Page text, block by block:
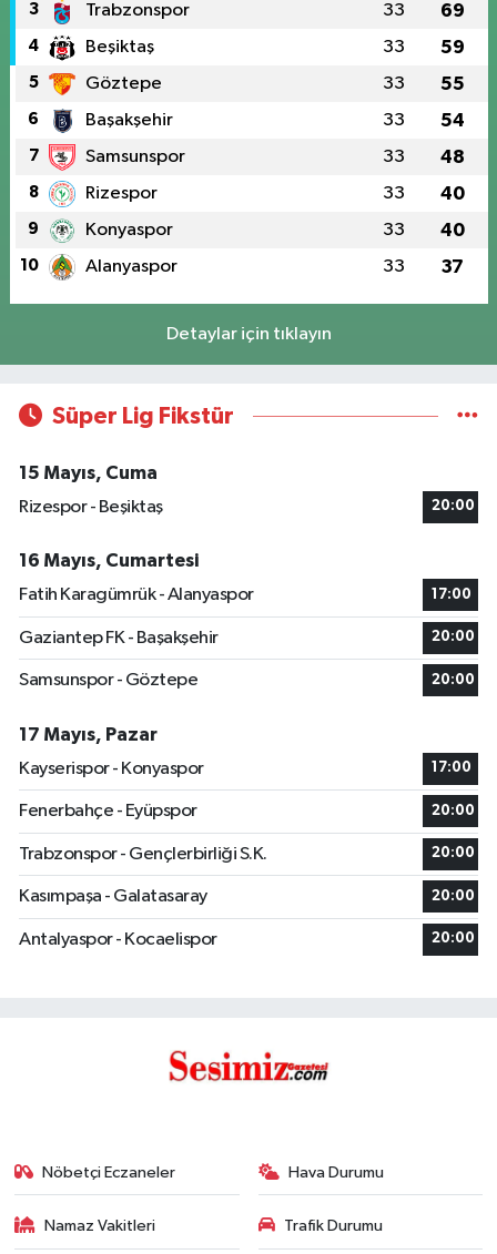
3 Trabzonspor 33 69
4 Beşiktaş 33 59
5 Göztepe 33 55
6 Başakşehir 33 54
7 Samsunspor 33 48
8 Rizespor 33 40
9 Konyaspor 33 40
10 Alanyaspor 33 37
Detaylar için tıklayın
Süper Lig Fikstür
15 Mayıs, Cuma
Rizespor - Beşiktaş
20:00
16 Mayıs, Cumartesi
Fatih Karagümrük - Alanyaspor
17:00
Gaziantep FK - Başakşehir 20:00
Samsunspor - Göztepe 20:00
17 Mayıs, Pazar
Kayserispor - Konyaspor
17:00
Fenerbahçe - Eyüpspor 20:00
Trabzonspor - Gençlerbirliği S.K. 20:00
Kasımpaşa - Galatasaray 20:00
Antalyaspor - Kocaelispor 20:00
Nöbetçi Eczaneler Hava Durumu
Namaz Vakitleri Trafik Durumu